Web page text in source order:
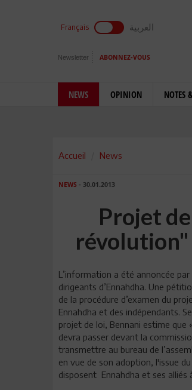
Français العربية
Newsletter ABONNEZ-VOUS
NEWS OPINION NOTES
Accueil News
NEWS - 30.01.2013
Projet
révolution"
L’information a été annoncée
dirigeants d’Ennahdha. Une
de la procédure d’examen du
Ennahdha et des indépendants.
projet de loi, Bennani estime que
devra passer devant la
transmettre au bureau de
en vue de son adoption, l'issue
disposent Ennahdha et ses alliés à